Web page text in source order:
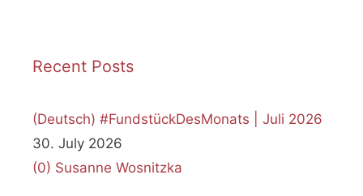
Recent Posts
(Deutsch) #FundstückDesMonats | Juli 2026
30. July 2026
(0) Susanne Wosnitzka